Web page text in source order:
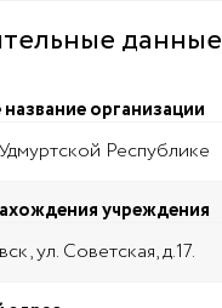
данные
организации
Республике
учреждения
ул. Советская, д.17.